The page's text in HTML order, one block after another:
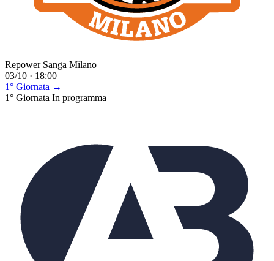
Repower Sanga Milano
03/10 · 18:00
1° Giornata →
1° Giornata In programma